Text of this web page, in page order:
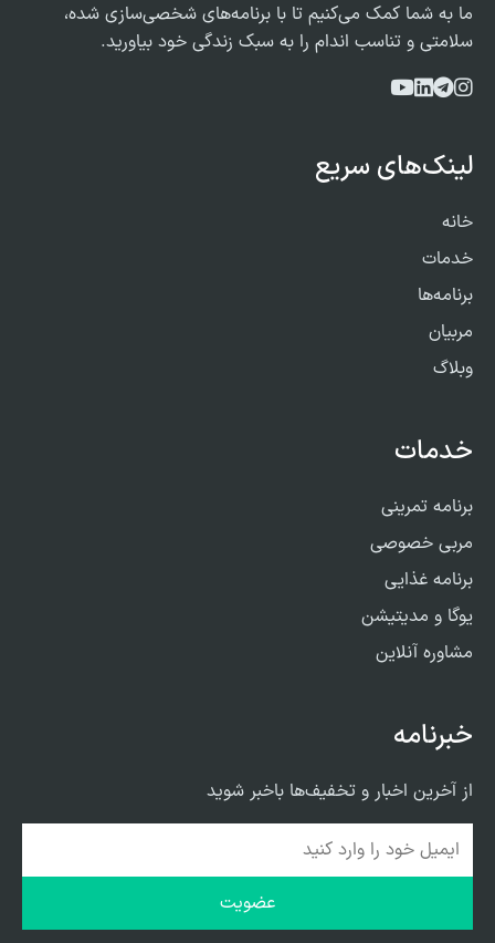
ما به شما کمک می‌کنیم تا با برنامه‌های شخصی‌سازی شده،
سلامتی و تناسب اندام را به سبک زندگی خود بیاورید.
لینک‌های سریع
خانه
خدمات
برنامه‌ها
مربیان
وبلاگ
خدمات
برنامه تمرینی
مربی خصوصی
برنامه غذایی
یوگا و مدیتیشن
مشاوره آنلاین
خبرنامه
از آخرین اخبار و تخفیف‌ها باخبر شوید
عضویت